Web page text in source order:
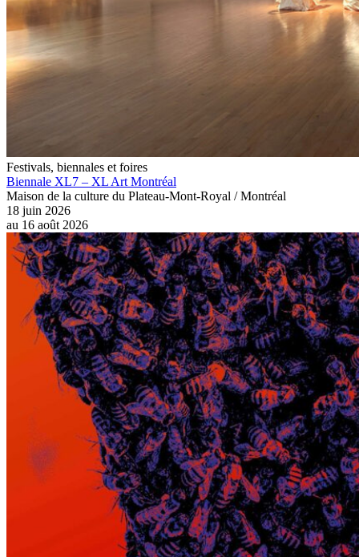
Festivals, biennales et foires
Biennale XL7 – XL Art Montréal
Maison de la culture du Plateau-Mont-Royal / Montréal
18 juin 2026
au 16 août 2026